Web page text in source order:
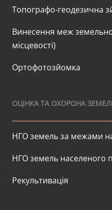
Топографо-геодезична
Винесення меж
місцевості)
Ортофотозйомка
ОЦІНКА ТА ОХОРОНА
НГО земель за межами
НГО земель населеного
Рекультивація